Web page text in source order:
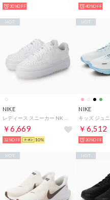
30%OFF 40%OFF
NIKE
￥6,669
HOT
32%OFF 10%
NIKE
￥6,512
HOT
20%OFF
HOT HOT